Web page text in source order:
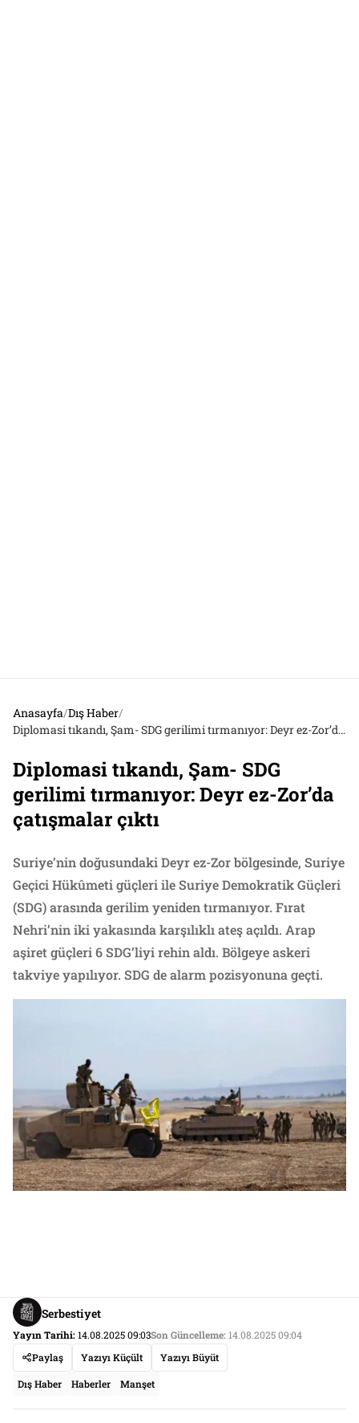
Anasayfa/Dış Haber/
Diplomasi tıkandı, Şam- SDG gerilimi tırmanıyor: Deyr ez-Zor’da çatışmalar çıktı
Diplomasi tıkandı, Şam- SDG
gerilimi tırmanıyor: Deyr ez-Zor’da
çatışmalar çıktı
Suriye’nin doğusundaki Deyr ez-Zor bölgesinde, Suriye
Geçici Hükûmeti güçleri ile Suriye Demokratik Güçleri
(SDG) arasında gerilim yeniden tırmanıyor. Fırat
Nehri’nin iki yakasında karşılıklı ateş açıldı. Arap
aşiret güçleri 6 SDG’liyi rehin aldı. Bölgeye askeri
takviye yapılıyor. SDG de alarm pozisyonuna geçti.
Serbestiyet
Yayın Tarihi:14.08.2025 09:03Son Güncelleme:14.08.2025 09:04
Paylaş
Yazıyı Küçült Yazıyı Büyüt
Dış Haber Haberler Manşet